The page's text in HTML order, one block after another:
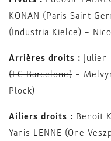
KONAN (Paris Saint
(Industria Kielce) –
Arrières droits : Julien
(FC Barcelone) –
Plock)
Ailiers droits : Benoît
Yanis LENNE (One